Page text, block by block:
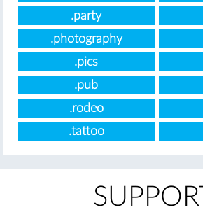
.party
.photography
.pics
.pub
.rodeo
.tattoo